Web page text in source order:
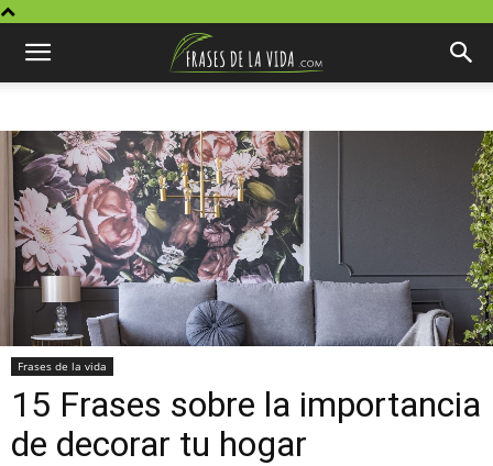
Frases de la vida
15 Frases sobre la importancia
de decorar tu hogar